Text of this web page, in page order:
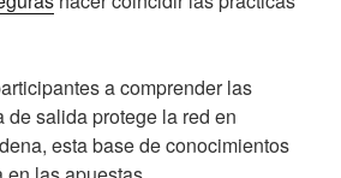
a comprender las
salida protege la red en
esta base de conocimientos